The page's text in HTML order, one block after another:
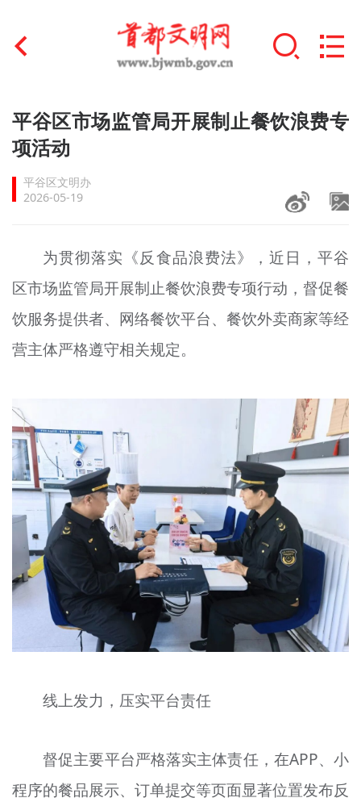
首页
文明创建
文明实践
未成年人思想道德建设
榜样人物
+
身边好人
北京宣传文化引导基金
宣传思想文化人才
专题
资料库
+
平谷区市场监管局开展制止餐饮浪费专
项活动
平谷区文明办
2026-05-19
为贯彻落实《反食品浪费法》，近日，平谷
区市场监管局开展制止餐饮浪费专项行动，督促餐
饮服务提供者、网络餐饮平台、餐饮外卖商家等经
营主体严格遵守相关规定。
线上发力，压实平台责任
督促主要平台严格落实主体责任，在APP、小
程序的餐品展示、订单提交等页面显著位置发布反